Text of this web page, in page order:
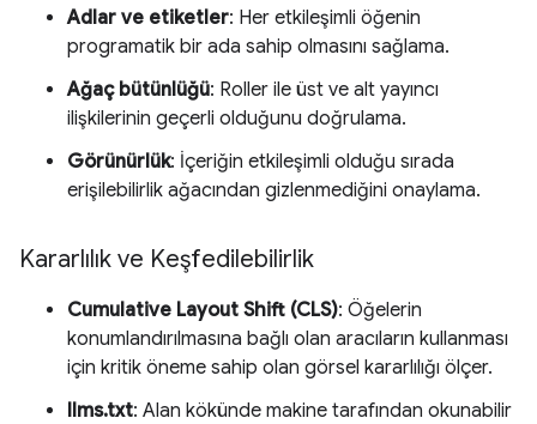
Adlar ve etiketler: Her etkileşimli öğenin
programatik bir ada sahip olmasını sağlama.
Ağaç bütünlüğü: Roller ile üst ve alt yayıncı
ilişkilerinin geçerli olduğunu doğrulama.
Görünürlük: İçeriğin etkileşimli olduğu sırada
erişilebilirlik ağacından gizlenmediğini onaylama.
Kararlılık ve Keşfedilebilirlik
Cumulative Layout Shift (CLS): Öğelerin
konumlandırılmasına bağlı olan aracıların kullanması
için kritik öneme sahip olan görsel kararlılığı ölçer.
llms.txt: Alan kökünde makine tarafından okunabilir